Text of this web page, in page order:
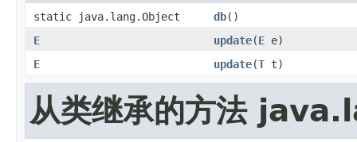
static java.lang.Object db()
E
update(E e)
E
update(T t)
从类继承的方法